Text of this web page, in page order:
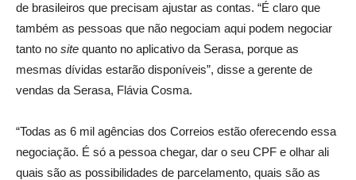
de brasileiros que precisam ajustar as contas. “É claro que
também as pessoas que não negociam aqui podem negociar
tanto no site quanto no aplicativo da Serasa, porque as
mesmas dívidas estarão disponíveis”, disse a gerente de
vendas da Serasa, Flávia Cosma.
“Todas as 6 mil agências dos Correios estão oferecendo essa
negociação. É só a pessoa chegar, dar o seu CPF e olhar ali
quais são as possibilidades de parcelamento, quais são as